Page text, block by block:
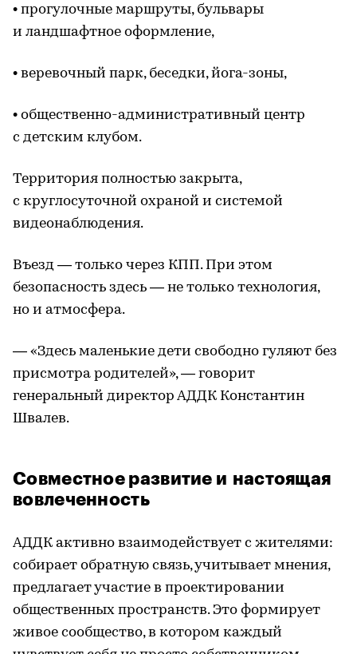
• прогулочные маршруты, бульвары
и ландшафтное оформление,
• веревочный парк, беседки, йога-зоны,
• общественно-административный центр
с детским клубом.
Территория полностью закрыта,
с круглосуточной охраной и системой
видеонаблюдения.
Въезд — только через КПП. При этом
безопасность здесь — не только технология,
но и атмосфера.
— «Здесь маленькие дети свободно гуляют без
присмотра родителей», — говорит
генеральный директор АДДК Константин
Швалев.
Совместное развитие и настоящая
вовлеченность
АДДК активно взаимодействует с жителями:
собирает обратную связь, учитывает мнения,
предлагает участие в проектировании
общественных пространств. Это формирует
живое сообщество, в котором каждый